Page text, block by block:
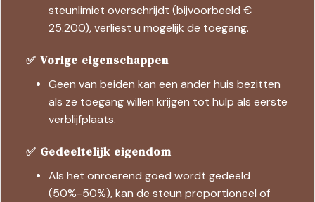
steunlimiet overschrijdt (bijvoorbeeld €
25.200), verliest u mogelijk de toegang.
✅ Vorige eigenschappen
Geen van beiden kan een ander huis bezitten
als ze toegang willen krijgen tot hulp als eerste
verblijfplaats.
✅ Gedeeltelijk eigendom
Als het onroerend goed wordt gedeeld
(50%-50%), kan de steun proportioneel of